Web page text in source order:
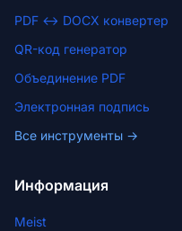
PDF ↔ DOCX конвертер
QR-код генератор
Объединение PDF
Электронная подпись
Все инструменты →
Информация
Meist